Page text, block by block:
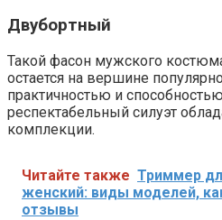
Двубортный
Такой фасон мужского
остается на вершине
практичностью и
респектабельный силуэт
комплекции.
Читайте также Триммер
женский: виды моделей,
отзывы